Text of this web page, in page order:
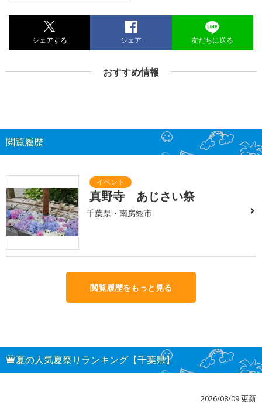
シェアする シェア 友だちに送る
おすすめ情報
閲覧履歴
真野寺 あじさい祭
千葉県・南房総市
閲覧履歴をもっと見る
夏の人気夏祭りランキング【千葉県】
2026/08/09 更新